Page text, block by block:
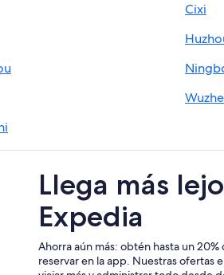
Cixi
Llega más
Expedia
Ahorra aún más: obtén hasta un
reservar en la app. Nuestras ofertas